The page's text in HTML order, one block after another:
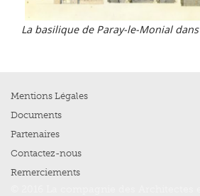
La basilique de Paray-le-Monial
Mentions Légales
Documents
Partenaires
Contactez-nous
Remerciements